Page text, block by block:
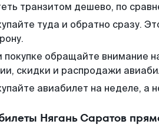
транзитом дешево, по
туда и обратно сразу.
покупке обращайте внимание
скидки и распродажи
авиабилет на неделе, а
Нягань Саратов